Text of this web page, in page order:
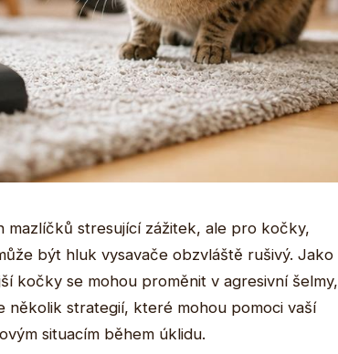
mazlíčků stresující zážitek, ale pro kočky,
být hluk vysavače obzvláště rušivý. Jako
kočky se mohou proměnit v agresivní šelmy,
několik strategií, které mohou pomoci vaší
situacím během úklidu.